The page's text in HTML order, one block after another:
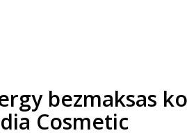
bezmaksas
Cosmetic